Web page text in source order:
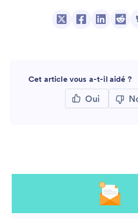
Cet article vous a-t-il aidé ?
Oui